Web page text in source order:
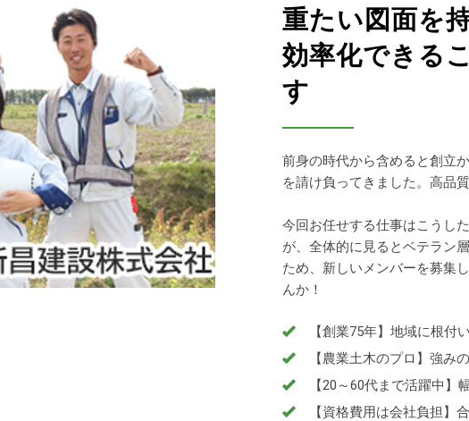
重たい図面を
効率化できる
す
前身の時代から含めると創立
を請け負ってきました。高品
今回お任せする仕事はこうし
が、全体的に見るとベテラン
ため、新しいメンバーを募集
んか！
【創業75年】地域に根付
【農業土木のプロ】強み
【20～60代まで活躍中
【資格費用は会社負担】